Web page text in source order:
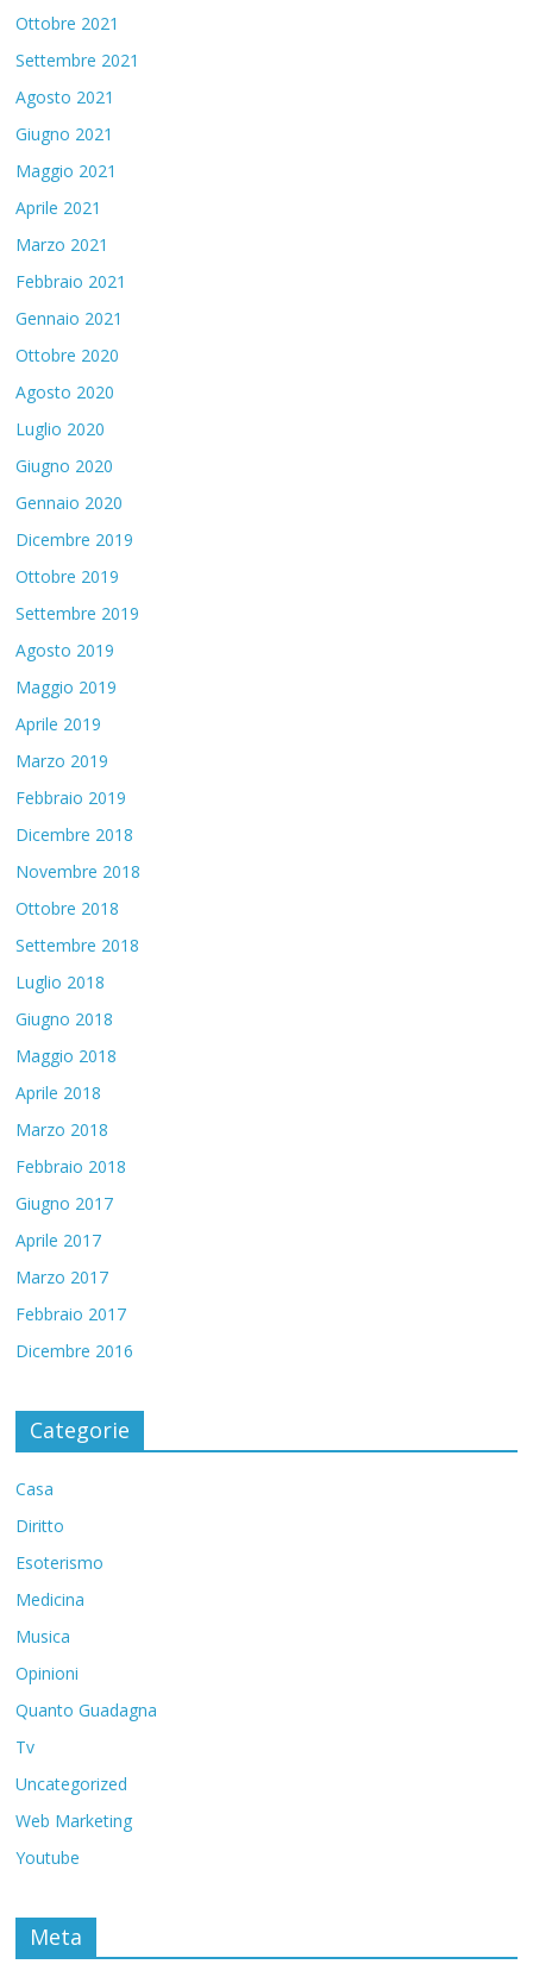
Ottobre 2021
Settembre 2021
Agosto 2021
Giugno 2021
Maggio 2021
Aprile 2021
Marzo 2021
Febbraio 2021
Gennaio 2021
Ottobre 2020
Agosto 2020
Luglio 2020
Giugno 2020
Gennaio 2020
Dicembre 2019
Ottobre 2019
Settembre 2019
Agosto 2019
Maggio 2019
Aprile 2019
Marzo 2019
Febbraio 2019
Dicembre 2018
Novembre 2018
Ottobre 2018
Settembre 2018
Luglio 2018
Giugno 2018
Maggio 2018
Aprile 2018
Marzo 2018
Febbraio 2018
Giugno 2017
Aprile 2017
Marzo 2017
Febbraio 2017
Dicembre 2016
Categorie
Casa
Diritto
Esoterismo
Medicina
Musica
Opinioni
Quanto Guadagna
Tv
Uncategorized
Web Marketing
Youtube
Meta